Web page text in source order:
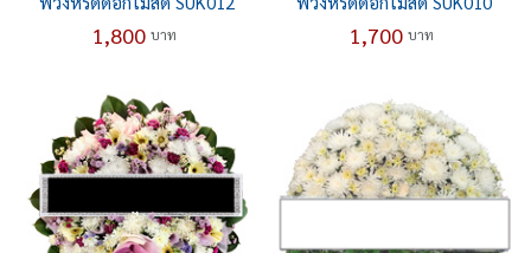
1,800 บาท 1,700 บาท